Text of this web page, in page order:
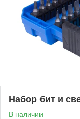
Набор бит и
В наличии